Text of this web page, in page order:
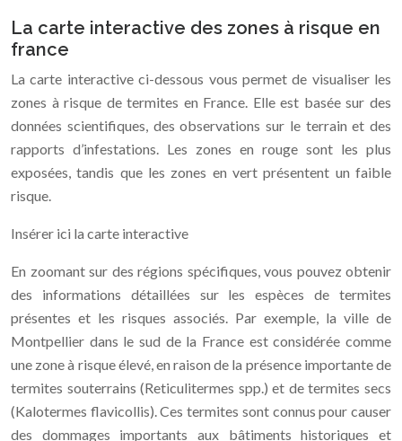
La carte interactive des zones à risque en
france
La carte interactive ci-dessous vous permet de visualiser les
zones à risque de termites en France. Elle est basée sur des
données scientifiques, des observations sur le terrain et des
rapports d’infestations. Les zones en rouge sont les plus
exposées, tandis que les zones en vert présentent un faible
risque.
Insérer ici la carte interactive
En zoomant sur des régions spécifiques, vous pouvez obtenir
des informations détaillées sur les espèces de termites
présentes et les risques associés. Par exemple, la ville de
Montpellier dans le sud de la France est considérée comme
une zone à risque élevé, en raison de la présence importante de
termites souterrains (Reticulitermes spp.) et de termites secs
(Kalotermes flavicollis). Ces termites sont connus pour causer
des dommages importants aux bâtiments historiques et